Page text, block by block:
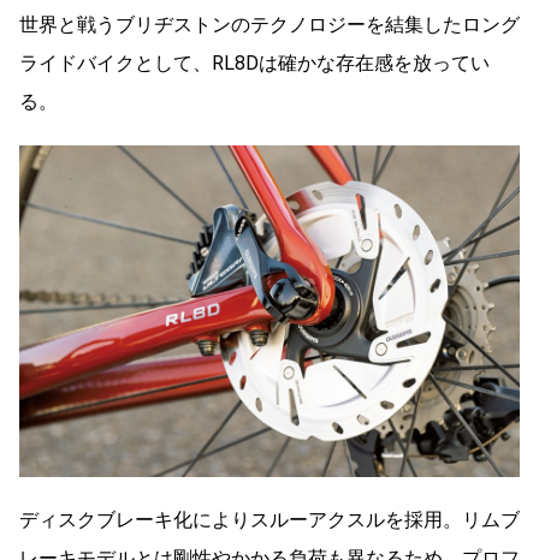
世界と戦うブリヂストンのテクノロジーを結集したロング
ライドバイクとして、RL8Dは確かな存在感を放ってい
る。
ディスクブレーキ化によりスルーアクスルを採用。リムブ